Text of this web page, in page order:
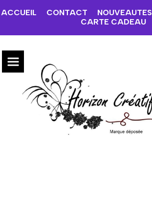
ACCUEIL CONTACT NOUVEAUTES
CARTE CADEAU